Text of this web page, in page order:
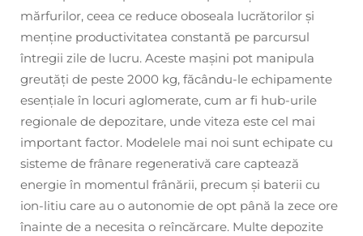
mărfurilor, ceea ce reduce oboseala lucrătorilor și
menține productivitatea constantă pe parcursul
întregii zile de lucru. Aceste mașini pot manipula
greutăți de peste 2000 kg, făcându-le echipamente
esențiale în locuri aglomerate, cum ar fi hub-urile
regionale de depozitare, unde viteza este cel mai
important factor. Modelele mai noi sunt echipate cu
sisteme de frânare regenerativă care captează
energie în momentul frânării, precum și baterii cu
ion-litiu care au o autonomie de opt până la zece ore
înainte de a necesita o reîncărcare. Multe depozite